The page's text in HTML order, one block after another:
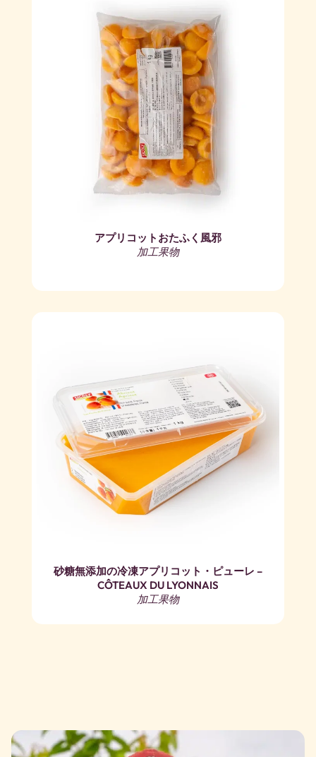
アプリコットおたふく風邪
加工果物
砂糖無添加の冷凍アプリコット・ピューレ –
CÔTEAUX DU LYONNAIS
加工果物